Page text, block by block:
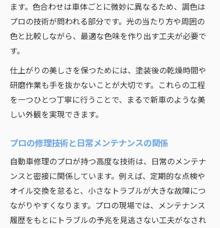
ます。色合わせは車体ごとに微妙に異なるため、調色は
プロの技術が問われる部分です。光の当たり方や周囲の
色と比較しながら、最適な色味を作り出す工夫が必要で
す。
仕上がりの美しさを保つためには、塗装後の乾燥時間や
研磨作業も手を抜かないことが大切です。これらの工程
を一つひとつ丁寧に行うことで、まるで新車のような美
しい外観を実現できます。
プロの修理技術と日常メンテナンスの関係
自動車修理のプロが持つ高度な技術は、日常のメンテナ
ンスと密接に関係しています。例えば、定期的な点検や
オイル交換を怠ると、小さなトラブルが大きな故障につ
ながりやすくなります。プロの現場では、メンテナンス
履歴をもとにトラブルの予兆を見逃さない工夫がなされ